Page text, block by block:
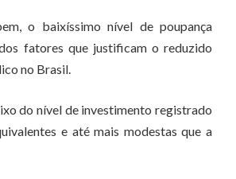
o baixíssimo nível de poupança
fatores que justificam o reduzido
no Brasil.
do nível de investimento registrado
e até mais modestas que a